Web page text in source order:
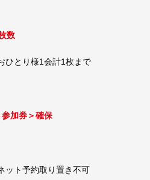
数
ひとり様1会計1枚まで
加券＞確保
ット予約取り置き不可